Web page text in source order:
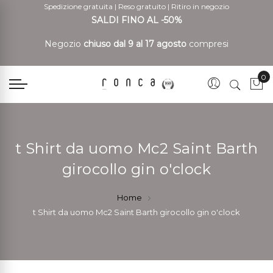
Spedizione gratuita | Reso gratuito | Ritiro in negozio
SALDI FINO AL -50%
Negozio chiuso dal 9 al 17 agosto compresi
0
t Shirt da uomo Mc2 Saint Barth
girocollo gin o'clock
Home
t Shirt da uomo Mc2 Saint Barth girocollo gin o'clock